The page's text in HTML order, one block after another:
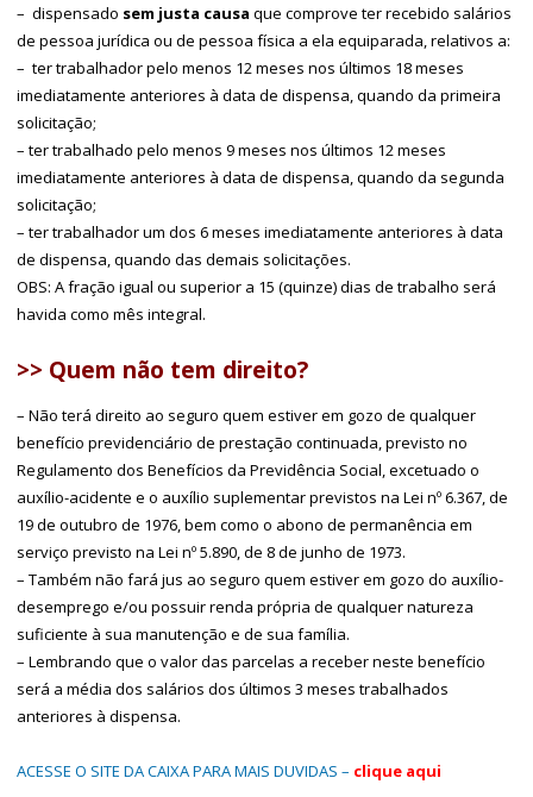
– dispensado sem justa causa que comprove ter recebido salários
de pessoa jurídica ou de pessoa física a ela equiparada, relativos a:
– ter trabalhador pelo menos 12 meses nos últimos 18 meses
imediatamente anteriores à data de dispensa, quando da primeira
solicitação;
– ter trabalhado pelo menos 9 meses nos últimos 12 meses
imediatamente anteriores à data de dispensa, quando da segunda
solicitação;
– ter trabalhador um dos 6 meses imediatamente anteriores à data
de dispensa, quando das demais solicitações.
OBS: A fração igual ou superior a 15 (quinze) dias de trabalho será
havida como mês integral.
>> Quem não tem direito?
– Não terá direito ao seguro quem estiver em gozo de qualquer
benefício previdenciário de prestação continuada, previsto no
Regulamento dos Benefícios da Previdência Social, excetuado o
auxílio-acidente e o auxílio suplementar previstos na Lei nº 6.367, de
19 de outubro de 1976, bem como o abono de permanência em
serviço previsto na Lei nº 5.890, de 8 de junho de 1973.
– Também não fará jus ao seguro quem estiver em gozo do auxílio-
desemprego e/ou possuir renda própria de qualquer natureza
suficiente à sua manutenção e de sua família.
– Lembrando que o valor das parcelas a receber neste benefício
será a média dos salários dos últimos 3 meses trabalhados
anteriores à dispensa.
ACESSE O SITE DA CAIXA PARA MAIS DUVIDAS – clique aqui